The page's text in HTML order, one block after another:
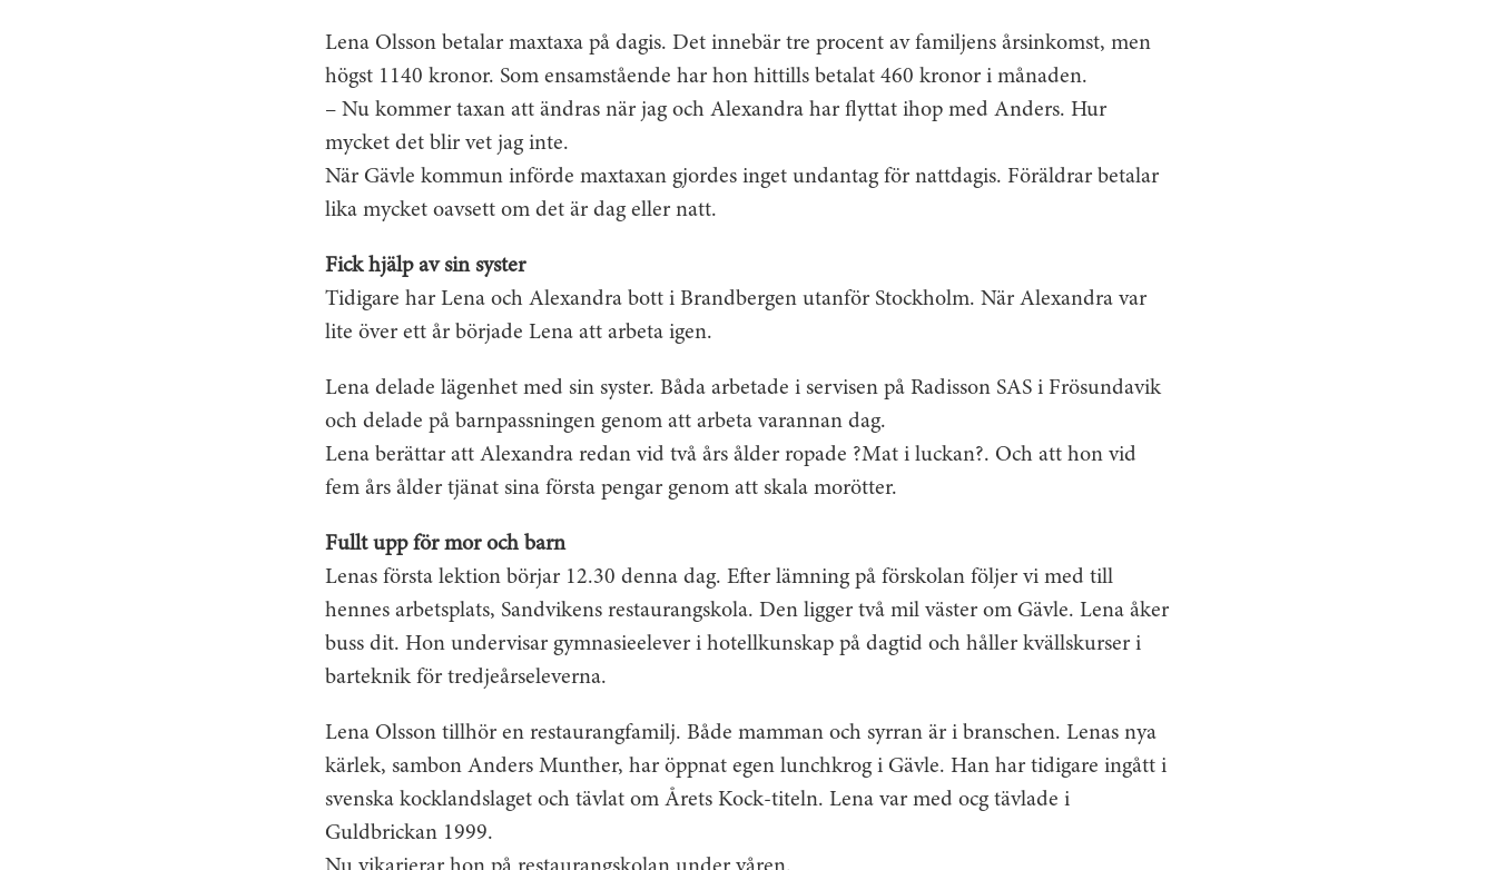
Lena Olsson betalar maxtaxa på dagis. Det innebär tre procent av familjens årsinkomst, men
högst 1140 kronor. Som ensamstående har hon hittills betalat 460 kronor i månaden.
– Nu kommer taxan att ändras när jag och Alexandra har flyttat ihop med Anders. Hur
mycket det blir vet jag inte.
När Gävle kommun införde maxtaxan gjordes inget undantag för nattdagis. Föräldrar betalar
lika mycket oavsett om det är dag eller natt.
Fick hjälp av sin syster
Tidigare har Lena och Alexandra bott i Brandbergen utanför Stockholm. När Alexandra var
lite över ett år började Lena att arbeta igen.
Lena delade lägenhet med sin syster. Båda arbetade i servisen på Radisson SAS i Frösundavik
och delade på barnpassningen genom att arbeta varannan dag.
Lena berättar att Alexandra redan vid två års ålder ropade ?Mat i luckan?. Och att hon vid
fem års ålder tjänat sina första pengar genom att skala morötter.
Fullt upp för mor och barn
Lenas första lektion börjar 12.30 denna dag. Efter lämning på förskolan följer vi med till
hennes arbetsplats, Sandvikens restaurangskola. Den ligger två mil väster om Gävle. Lena åker
buss dit. Hon undervisar gymnasieelever i hotellkunskap på dagtid och håller kvällskurser i
barteknik för tredjeårseleverna.
Lena Olsson tillhör en restaurangfamilj. Både mamman och syrran är i branschen. Lenas nya
kärlek, sambon Anders Munther, har öppnat egen lunchkrog i Gävle. Han har tidigare ingått i
svenska kocklandslaget och tävlat om Årets Kock-titeln. Lena var med ocg tävlade i
Guldbrickan 1999.